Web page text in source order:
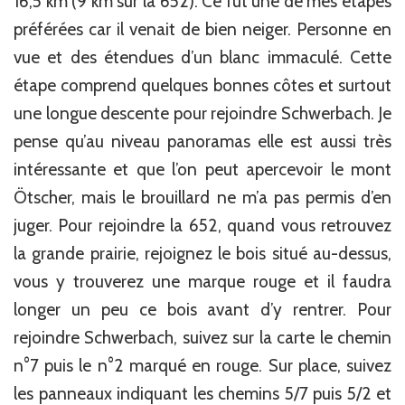
préférées car il venait de bien neiger. Personne en
vue et des étendues d’un blanc immaculé. Cette
étape comprend quelques bonnes côtes et surtout
une longue descente pour rejoindre Schwerbach. Je
pense qu’au niveau panoramas elle est aussi très
intéressante et que l’on peut apercevoir le mont
Ötscher, mais le brouillard ne m’a pas permis d’en
juger. Pour rejoindre la 652, quand vous retrouvez
la grande prairie, rejoignez le bois situé au-dessus,
vous y trouverez une marque rouge et il faudra
longer un peu ce bois avant d’y rentrer. Pour
rejoindre Schwerbach, suivez sur la carte le chemin
n°7 puis le n°2 marqué en rouge. Sur place, suivez
les panneaux indiquant les chemins 5/7 puis 5/2 et